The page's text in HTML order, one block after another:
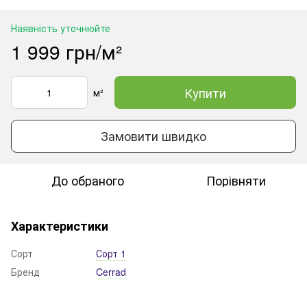
Наявність уточнюйте
1 999 грн/м²
м² Купити
Замовити швидко
До обраного Порівняти
Характеристики
Сорт
Сорт 1
Бренд
Cerrad